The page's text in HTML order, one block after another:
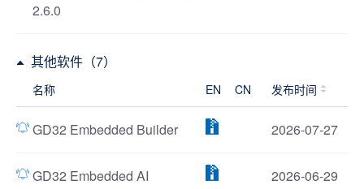
2.6.0
其他软件（7）
名称 EN CN 发布时间
GD32 Embedded Builder 2026-07-27
GD32 Embedded AI 2026-06-29